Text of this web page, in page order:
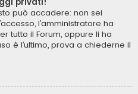
può accadere: non sei
l’amministratore ha
tutto il Forum, oppure li ha
è l’ultimo, prova a chiederne il